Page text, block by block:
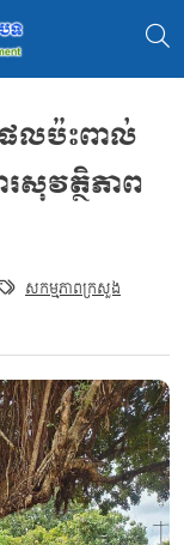
លប៉ះពាល់
សុវត្ថិភាព
សកម្មភាពក្រសួង